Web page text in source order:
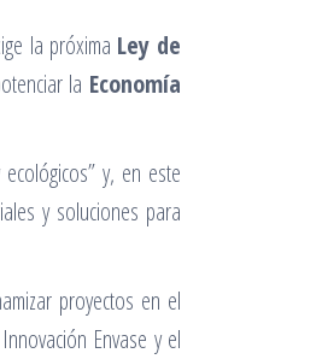
la próxima Ley de
la Economía
y, en este
y soluciones para
proyectos en el
Envase y el